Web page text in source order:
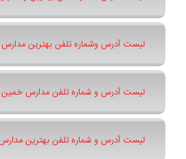
لیست آدرس وشماره تلفن بهترین
لیست آدرس و شماره تلفن مدارس خمین
لیست آدرس و شماره تلفن بهترین مدارس